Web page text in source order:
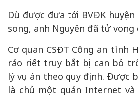
Dù được đưa tới BVĐK
song, anh Nguyên đã tử vong
Cơ quan CSĐT Công an tỉnh
ráo riết truy bắt bị can bỏ
lý vụ án theo quy định. Được
là chủ một quán Internet và